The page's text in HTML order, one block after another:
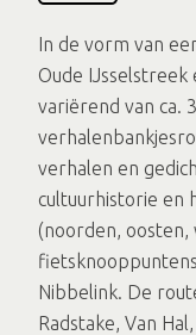
In de vorm van
Oude
variërend van ca.
verhalen en
cultuurhistorie en
(noorden, oosten,
Nibbelink. De
Radstake, Van